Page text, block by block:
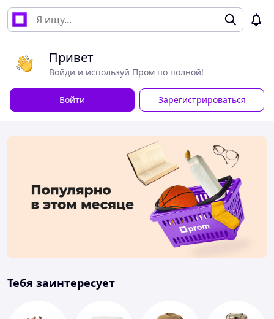
Привет
Войди и используй Пром по полной!
Войти Зарегистрироваться
Тебя заинтересует